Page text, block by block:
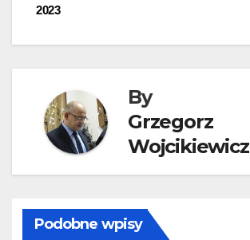
2023
By
Grzegorz
Wojcikiewicz
Podobne wpisy